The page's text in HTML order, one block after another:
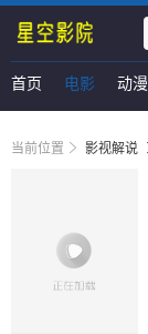
首页 电影 动漫
当前位置 影视解说